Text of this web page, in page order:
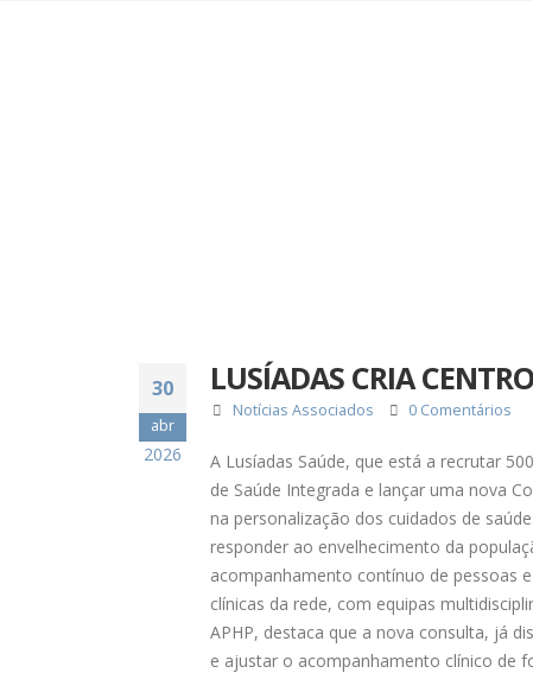
30
abr
2026
LUSÍADAS CRIA
Notícias Associados 0 Comentários
A Lusíadas Saúde, que está a recrutar
de Saúde Integrada e lançar uma nova
na personalização dos cuidados de
responder ao envelhecimento da
acompanhamento contínuo de pessoas
clínicas da rede, com equipas
APHP, destaca que a nova consulta, já
e ajustar o acompanhamento clínico de